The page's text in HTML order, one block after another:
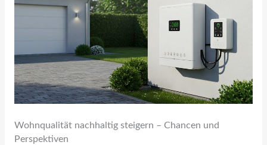
Wohnqualität nachhaltig steigern – Chancen und
Perspektiven